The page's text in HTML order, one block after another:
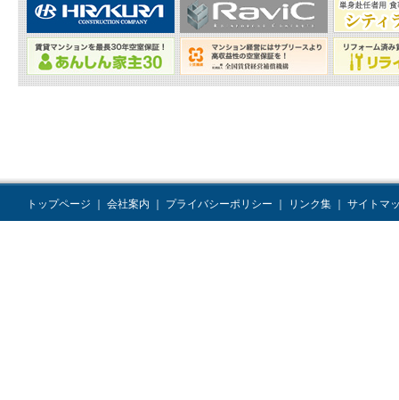
トップページ 会社案内 プライバシーポリシー リンク集 サイトマ